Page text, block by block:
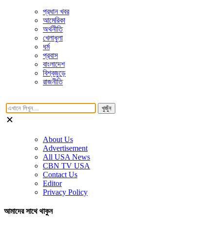
প্রধান খবর
আমেরিকা
অর্থনীতি
খেলাধুলা
ধর্ম
প্রবাস
বাংলাদেশ
বিশ্বজুড়ে
রাজনীতি
খুজুঁন
About Us
Advertisement
All USA News
CBN TV USA
Contact Us
Editor
Privacy Policy
আমাদের সাথে থাকুন